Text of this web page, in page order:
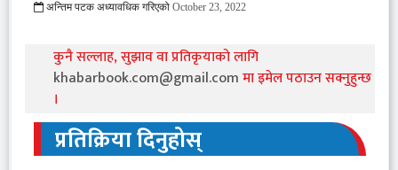
अन्तिम पटक अध्यावधिक गरिएको October 23, 2022
कुनै सल्लाह, सुझाव वा प्रतिकृयाको लागि
khabarbook.com@gmail.comमा इमेल पठाउन सक्नुहुन्छ
।
प्रतिक्रिया दिनुहोस्